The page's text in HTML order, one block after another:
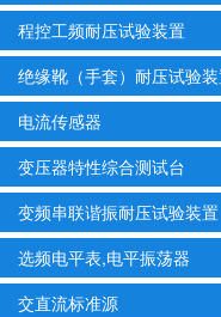
程控工频耐压试验装置
绝缘靴（手套）耐压试验
电流传感器
变压器特性综合测试台
变频串联谐振耐压试验装置
选频电平表,电平振荡器
交直流标准源